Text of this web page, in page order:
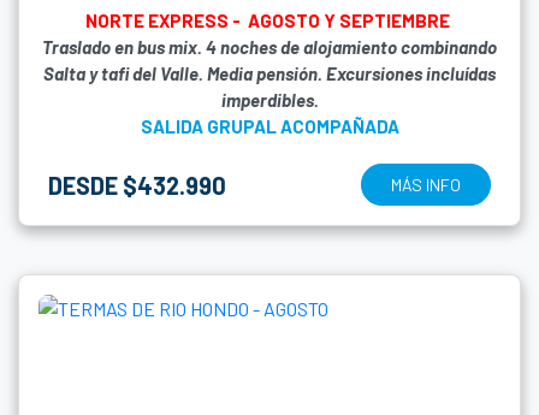
NORTE EXPRESS - AGOSTO Y SEPTIEMBRE
Traslado en bus mix. 4 noches de alojamiento combinando
Salta y tafi del Valle. Media pensión. Excursiones incluídas
imperdibles.
SALIDA GRUPAL ACOMPAÑADA
DESDE $432.990 MÁS INFO